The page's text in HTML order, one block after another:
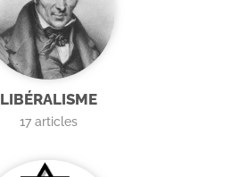
LIBÉRALISME
17articles